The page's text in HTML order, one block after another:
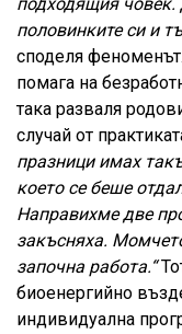
половинките си и
споделя
помага на
така разваля
случай от
празници имах
което се беше
Направихме две
закъсняха.
започна работа.“
биоенергийно
индивидуална